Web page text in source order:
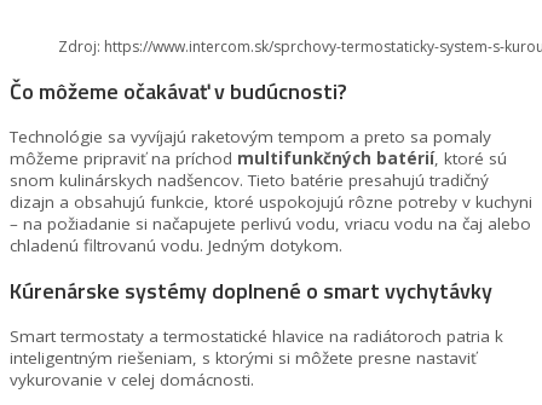
Zdroj: https://www.intercom.sk/sprchovy-termostaticky-system-s-
Čo môžeme očakávať v budúcnosti?
Technológie sa vyvíjajú raketovým tempom a preto sa pomaly
môžeme pripraviť na príchod multifunkčných batérií, ktoré sú
snom kulinárskych nadšencov. Tieto batérie presahujú tradičný
dizajn a obsahujú funkcie, ktoré uspokojujú rôzne potreby v kuchyni
– na požiadanie si načapujete perlivú vodu, vriacu vodu na čaj alebo
chladenú filtrovanú vodu. Jedným dotykom.
Kúrenárske systémy doplnené o smart vychytávky
Smart termostaty a termostatické hlavice na radiátoroch patria k
inteligentným riešeniam, s ktorými si môžete presne nastaviť
vykurovanie v celej domácnosti.